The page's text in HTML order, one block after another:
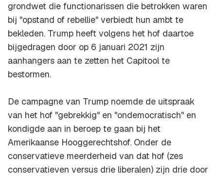
grondwet die functionarissen die betrokken waren
bij "opstand of rebellie" verbiedt hun ambt te
bekleden. Trump heeft volgens het hof daartoe
bijgedragen door op 6 januari 2021 zijn
aanhangers aan te zetten het Capitool te
bestormen.
De campagne van Trump noemde de uitspraak
van het hof "gebrekkig" en "ondemocratisch" en
kondigde aan in beroep te gaan bij het
Amerikaanse Hooggerechtshof. Onder de
conservatieve meerderheid van dat hof (zes
conservatieven versus drie liberalen) zijn drie door